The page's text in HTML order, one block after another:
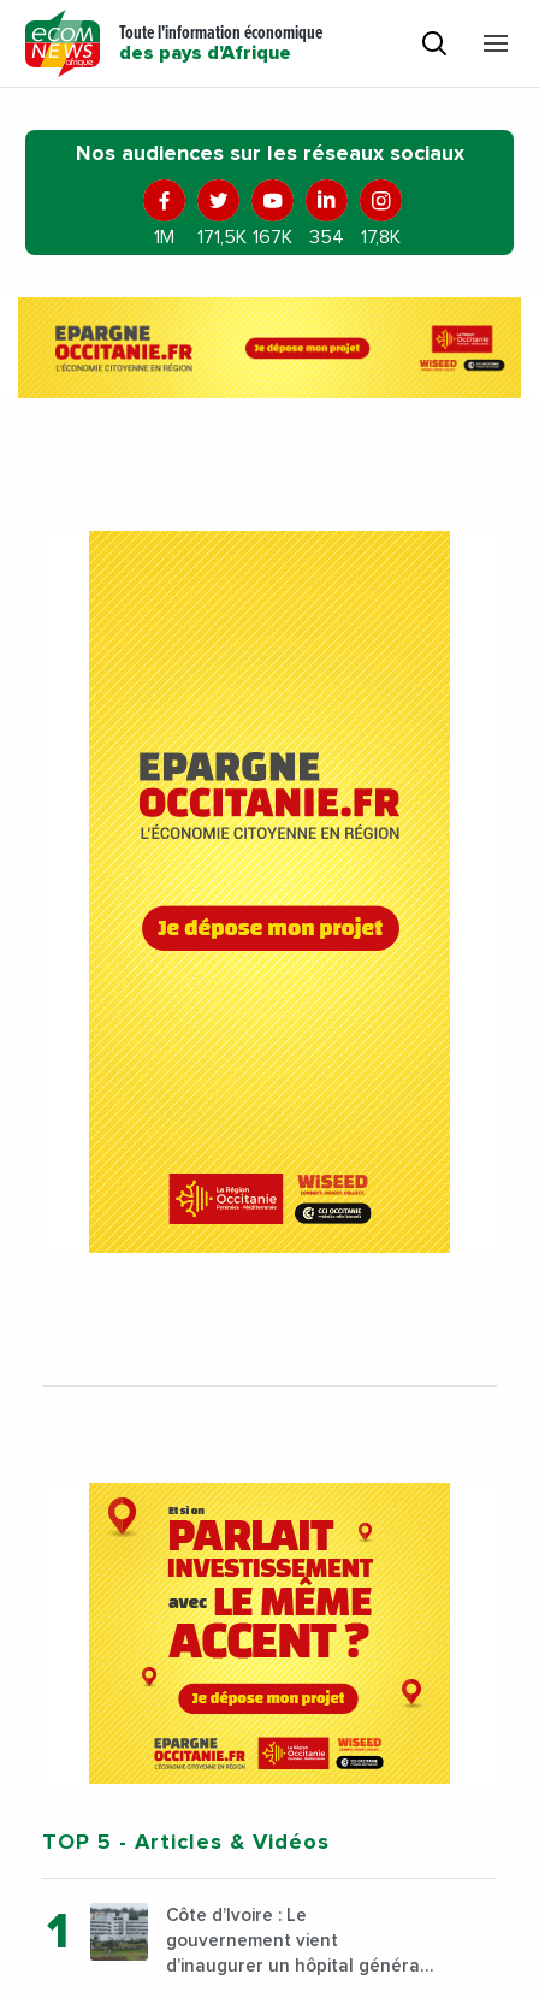
Toute l'information économique
des pays d'Afrique
Nos audiences sur les réseaux sociaux
1M 171,5K 167K 354 17,8K
TOP 5 - Articles & Vidéos
Côte d’Ivoire : Le
gouvernement vient
d’inaugurer un hôpital général